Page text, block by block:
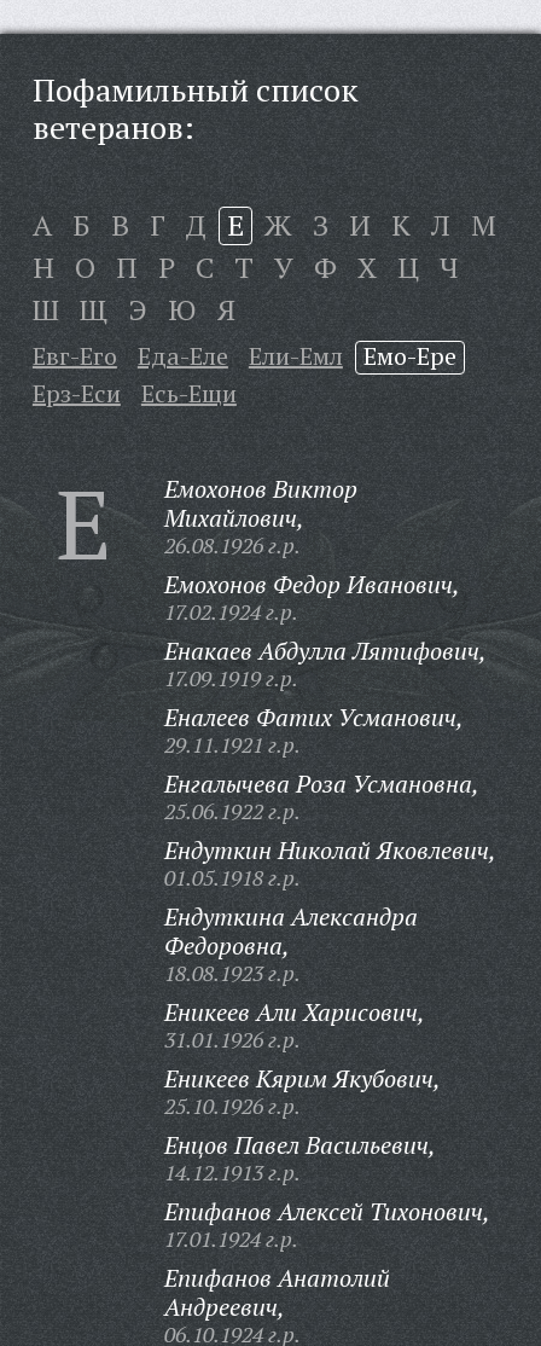
Пофамильный список
ветеранов:
А Б В Г Д Е Ж З И К Л М
Н О П Р С Т У Ф Х Ц Ч
Ш Щ Э Ю Я
Евг-Его Еда-Еле Ели-Емл
Емо-Ере
Ерз-Еси
Есь-Ещи
Е
Емохонов Виктор
Михайлович,
26.08.1926 г.р.
Емохонов Федор Иванович,
17.02.1924 г.р.
Енакаев Абдулла Лятифович,
17.09.1919 г.р.
Еналеев Фатих Усманович,
29.11.1921 г.р.
Енгалычева Роза Усмановна,
25.06.1922 г.р.
Ендуткин Николай Яковлевич,
01.05.1918 г.р.
Ендуткина Александра
Федоровна,
18.08.1923 г.р.
Еникеев Али Харисович,
31.01.1926 г.р.
Еникеев Кярим Якубович,
25.10.1926 г.р.
Енцов Павел Васильевич,
14.12.1913 г.р.
Епифанов Алексей Тихонович,
17.01.1924 г.р.
Епифанов Анатолий
Андреевич,
06.10.1924 г.р.